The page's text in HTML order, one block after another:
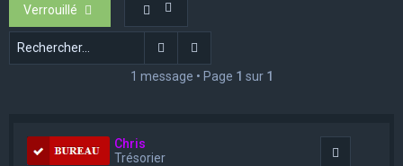
Verrouillé
Rechercher
1 message • Page 1 sur 1
Chris
Trésorier